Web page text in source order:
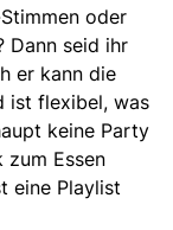
oder
Dann seid ihr
er kann die
ist flexibel, was
keine Party
Essen
eine Playlist